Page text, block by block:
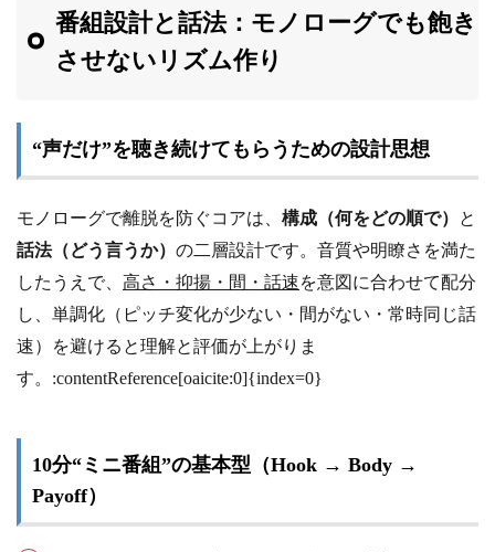
番組設計と話法：モノローグでも飽き
させないリズム作り
“声だけ”を聴き続けてもらうための設計思想
モノローグで離脱を防ぐコアは、 構成（何をどの順で）
と
話法（どう言うか） の二層設計です。音質や明瞭さを満た
したうえで、 高さ・抑揚・間・話速を意図に合わせて配分
し、単調化（ピッチ変化が少ない・間がない・常時同じ話
速）を避けると理解と評価が上がりま
す。:contentReference[oaicite:0]{index=0}
10分“ミニ番組”の基本型（Hook → Body →
Payoff）